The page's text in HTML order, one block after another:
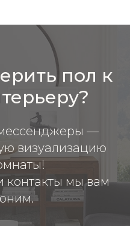
пол к
—
визуализацию
контакты мы вам